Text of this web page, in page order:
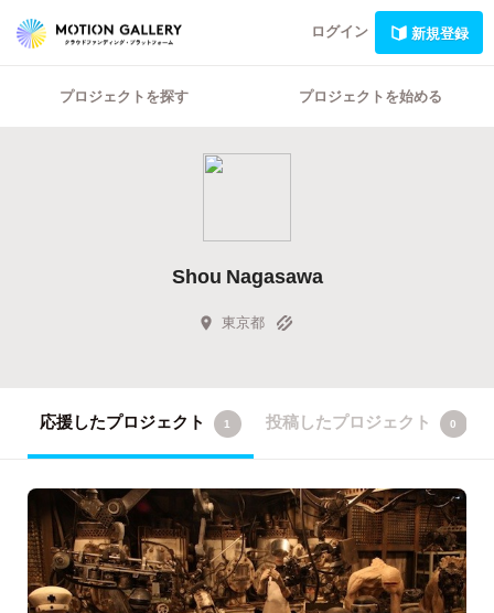
ログイン 新規登録
プロジェクトを探す プロジェクトを始める
Shou Nagasawa
東京都
応援したプロジェクト 1 投稿したプロジェクト 0